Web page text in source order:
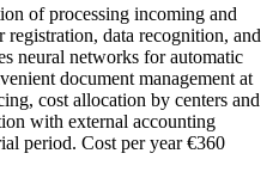
of processing incoming and
data recognition, and
neural networks for automatic
document management at
cost allocation by centers and
with external accounting
period. Cost per year €360